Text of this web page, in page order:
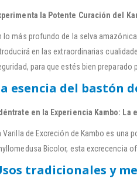
la Potente Curación del
lo más profundo de la selva
en las extraordinarias
para que estés bien
esencia del bastón
en la Experiencia Kambo:
Varilla de Excreción de Kambo es
Bicolor, esta excrecencia
tradicionales y